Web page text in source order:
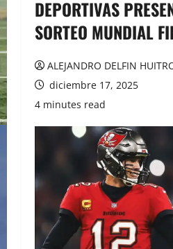
DEPORTIVAS
SORTEO MUNDIAL
ALEJANDRO DELFIN
diciembre 17, 2025
4 minutes read